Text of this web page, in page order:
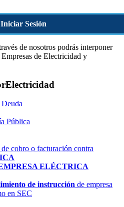
Iniciar Sesión
de nosotros podrás interponer
de Electricidad y
Electricidad
Pública
cobro o facturación contra
ELÉCTRICA
de instrucción de empresa
en SEC